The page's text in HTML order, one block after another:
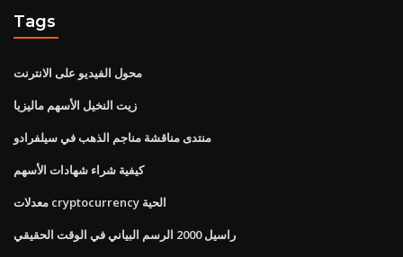
Tags
محول الفيديو على الانترنت
زيت النخيل الأسهم ماليزيا
منتدى مناقشة مناجم الذهب في سيلفرادو
كيفية شراء شهادات الأسهم
معدلات cryptocurrency الحية
راسيل 2000 الرسم البياني في الوقت الحقيقي